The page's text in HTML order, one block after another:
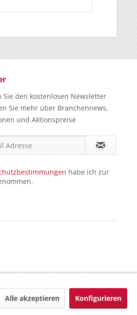
Sie den kostenlosen Newsletter
Sie mehr über Branchennews,
und Aktionspreise
habe ich zur
Alle akzeptieren Konfigurieren